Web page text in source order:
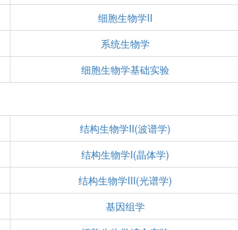
细胞生物学II
系统生物学
细胞生物学基础实验
结构生物学II(波谱学)
结构生物学I(晶体学)
结构生物学III(光谱学)
基因组学